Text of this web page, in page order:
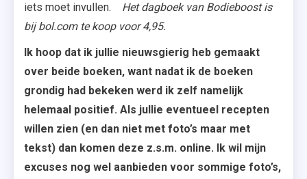
iets moet invullen. Het dagboek van Bodieboost is
bij bol.com te koop voor 4,95.
Ik hoop dat ik jullie nieuwsgierig heb gemaakt
over beide boeken, want nadat ik de boeken
grondig had bekeken werd ik zelf namelijk
helemaal positief. Als jullie eventueel recepten
willen zien (en dan niet met foto’s maar met
tekst) dan komen deze z.s.m. online. Ik wil mijn
excuses nog wel aanbieden voor sommige foto’s,